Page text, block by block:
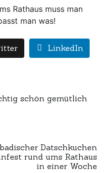
Rathaus muss man
man was!
LinkedIn
schön gemütlich
Datschkuchen
rund ums Rathaus
in einer Woche